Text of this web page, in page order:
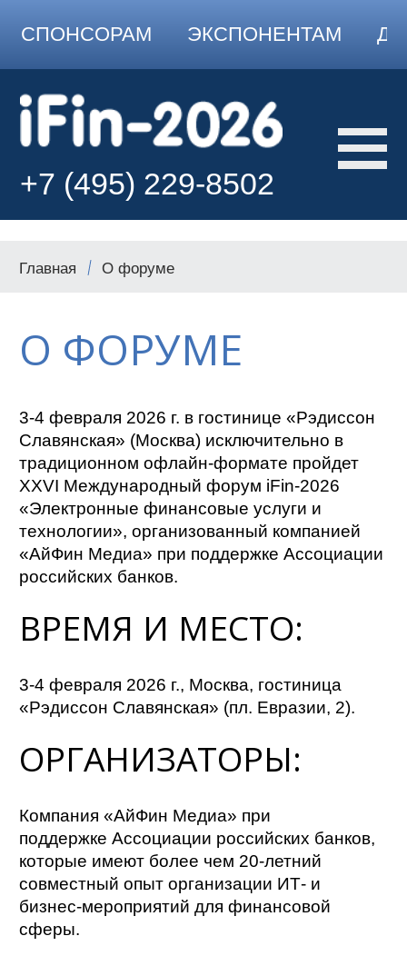
СПОНСОРАМ ЭКСПОНЕНТАМ
+7 (495) 229-8502
Главная О форуме
О ФОРУМЕ
3-4 февраля 2026 г. в гостинице «Рэдиссон
Славянская» (Москва) исключительно в
традиционном офлайн-формате пройдет
XXVI Международный форум iFin-2026
«Электронные финансовые услуги и
технологии», организованный компанией
«АйФин Медиа» при поддержке Ассоциации
российских банков.
ВРЕМЯ И МЕСТО:
3-4 февраля 2026 г., Москва, гостиница
«Рэдиссон Славянская» (пл. Евразии, 2).
ОРГАНИЗАТОРЫ:
Компания «АйФин Медиа» при
поддержке Ассоциации российских банков,
которые имеют более чем 20-летний
совместный опыт организации ИТ- и
бизнес-мероприятий для финансовой
сферы.